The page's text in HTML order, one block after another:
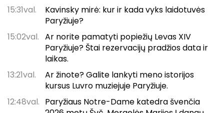
15:31val.
Kavinsky mirė: kur ir kada vyks laidotuvės
Paryžiuje?
15:02val. Ar norite pamatyti popiežių Levas XIV
Paryžiuje? Štai rezervacijų pradžios data ir
laikas.
13:21val.
Ar žinote? Galite lankyti meno istorijos
kursus Luvro muziejuje Paryžiuje.
12:48val. Paryžiaus Notre-Dame katedra švenčia